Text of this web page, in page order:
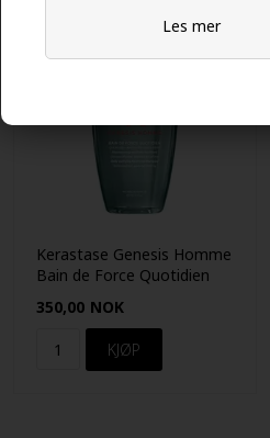
Les mer
Kerastase Genesis Homme
Bain de Force Quotidien
350,00 NOK